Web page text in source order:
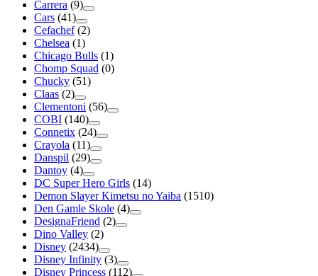
Carrera (9)
Cars (41)
Cefachef (2)
Chelsea (1)
Chicago Bulls (1)
Chomp Squad (0)
Chucky (51)
Claas (2)
Clementoni (56)
COBI (140)
Connetix (24)
Crayola (11)
Danspil (29)
Dantoy (4)
DC Super Hero Girls (14)
Demon Slayer Kimetsu no Yaiba (1510)
Den Gamle Skole (4)
DesignaFriend (2)
Dino Valley (2)
Disney (2434)
Disney Infinity (3)
Disney Princess (112)